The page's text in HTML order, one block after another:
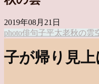
2019年08月21日
photo俳句子平太老秋の雲
子が帰り見